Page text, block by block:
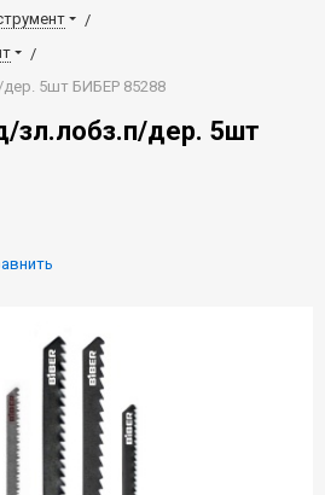
5шт БИБЕР 85288
зл.лобз.п/дер. 5шт